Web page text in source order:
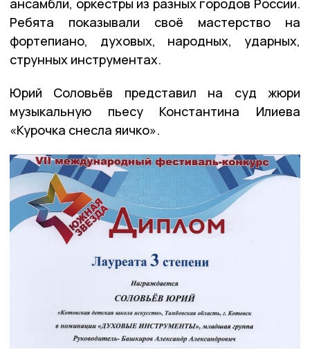
ансамбли, оркестры из разных городов России.
Ребята показывали своё мастерство на
фортепиано, духовых, народных, ударных,
струнных инструментах.
Юрий Соловьёв представил на суд жюри
музыкальную пьесу Константина Илиева
«Курочка снесла яичко».